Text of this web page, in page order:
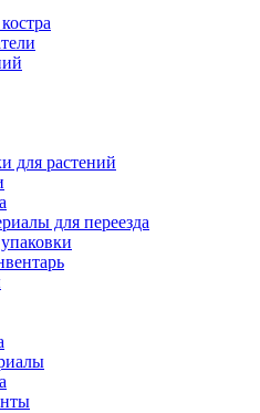
для растений
для переезда